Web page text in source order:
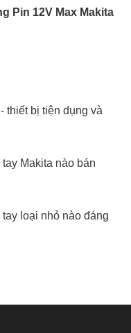
Pin 12V Max Makita
thiết bị tiện dụng và
Makita nào bán
loại nhỏ nào đáng